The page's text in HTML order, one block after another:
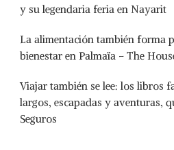
y su legendaria feria en Nayarit
La alimentación también forma
bienestar en Palmaïa – The
Viajar también se lee: los libros
largos, escapadas y aventuras,
Seguros